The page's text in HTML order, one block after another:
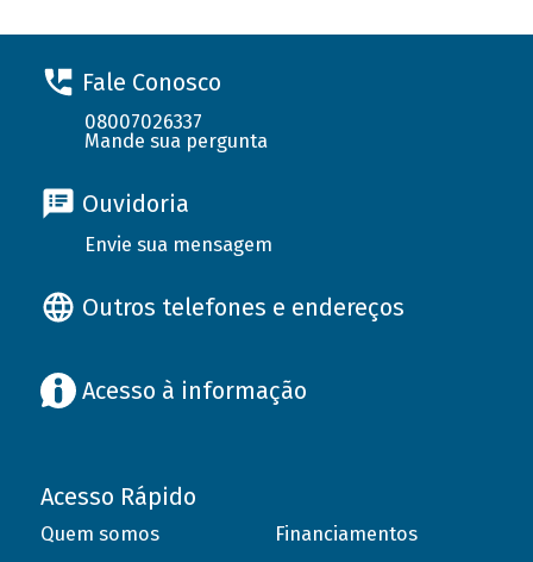
Fale Conosco
08007026337
Mande sua pergunta
Ouvidoria
Envie sua mensagem
Outros telefones e endereços
Acesso à informação
Acesso Rápido
Quem somos
Financiamentos